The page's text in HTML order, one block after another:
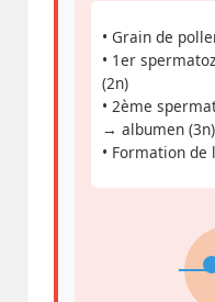
• Grain de
• 1er
(2n)
• 2ème
→ albumen (3n)
• Formation de